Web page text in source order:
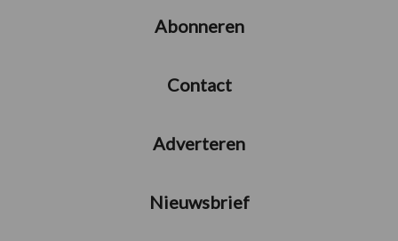
Abonneren
Contact
Adverteren
Nieuwsbrief